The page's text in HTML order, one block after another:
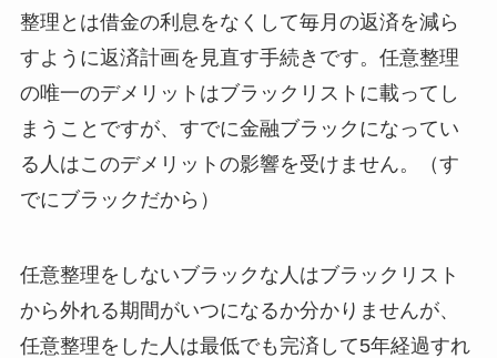
整理とは借金の利息をなくして毎月の返済を減ら
すように返済計画を見直す手続きです。任意整理
の唯一のデメリットはブラックリストに載ってし
まうことですが、すでに金融ブラックになってい
る人はこのデメリットの影響を受けません。（す
でにブラックだから）
任意整理をしないブラックな人はブラックリスト
から外れる期間がいつになるか分かりませんが、
任意整理をした人は最低でも完済して5年経過すれ